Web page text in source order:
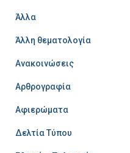
Άλλα
Άλλη θεματολογία
Ανακοινώσεις
Αρθρογραφία
Αφιερώματα
Δελτία Τύπου